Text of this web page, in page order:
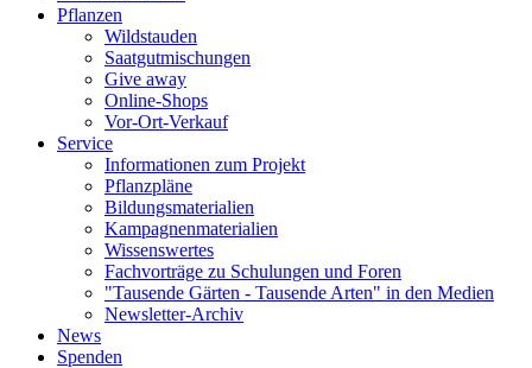
Pflanzen
Wildstauden
Saatgutmischungen
Give away
Online-Shops
Vor-Ort-Verkauf
Service
Informationen zum Projekt
Pflanzpläne
Bildungsmaterialien
Kampagnenmaterialien
Wissenswertes
Fachvorträge zu Schulungen und Foren
"Tausende Gärten - Tausende Arten" in den Medien
Newsletter-Archiv
News
Spenden